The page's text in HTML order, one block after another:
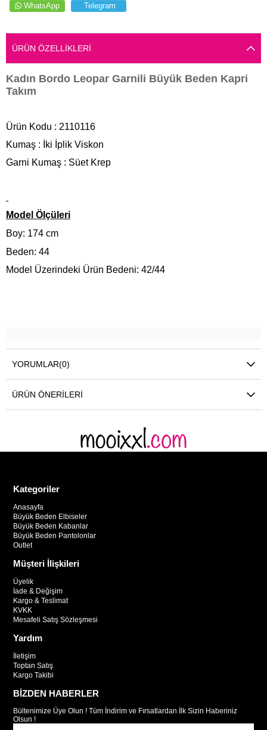
WhatsApp Telegram
ÜRÜN ÖZELLIKLERI
Kadın Bordo Leopar Garnili Büyük Beden Kapri
Takım
Ürün Kodu : 2110116
Kumaş : İki İplik Viskon
Garni Kumaş : Süet Krep
Model Ölçüleri
Boy: 174 cm
Beden: 44
Model Üzerindeki Ürün Bedeni: 42/44
YORUMLAR(0)
ÜRÜN ÖNERILERI
Kategoriler
Anasayfa
Büyük Beden Elbiseler
Büyük Beden Kabanlar
Büyük Beden Pantolonlar
Outlet
Müşteri İlişkileri
Üyelik
İade & Değişim
Kargo & Teslimat
KVKK
Mesafeli Satış Sözleşmesi
Yardım
İletişim
Toptan Satış
Kargo Takibi
BİZDEN HABERLER
Bültenimize Üye Olun ! Tüm İndirim ve Fırsatlardan İlk Sizin Haberiniz
Olsun !